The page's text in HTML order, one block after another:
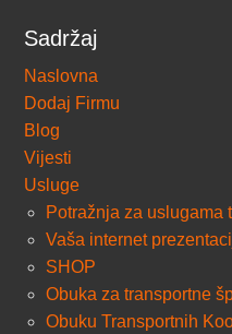
Sadržaj
Naslovna
Dodaj Firmu
Blog
Vijesti
Usluge
Potražnja za uslugama
Vaša internet
SHOP
Obuka za transportne
Obuku Transportnih